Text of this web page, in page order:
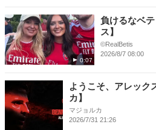
0:07
負けるなベ
ス】
©RealBetis
2026/8/7 08:00
ようこそ、アレック
カ】
マジョルカ
2026/7/31 21:26